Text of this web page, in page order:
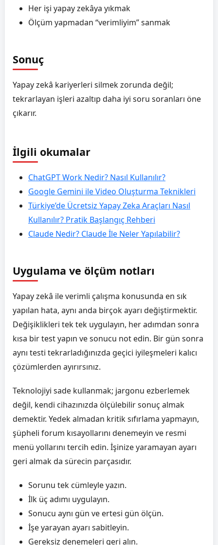
Her işi yapay zekâya yıkmak
Ölçüm yapmadan “verimliyim” sanmak
Sonuç
Yapay zekâ kariyerleri silmek zorunda değil;
tekrarlayan işleri azaltıp daha iyi soru soranları öne
çıkarır.
İlgili okumalar
ChatGPT Work Nedir? Nasıl Kullanılır?
Google Gemini ile Video Oluşturma Teknikleri
Türkiye’de Ücretsiz Yapay Zeka Araçları Nasıl
Kullanılır? Pratik Başlangıç Rehberi
Claude Nedir? Claude İle Neler Yapılabilir?
Uygulama ve ölçüm notları
Yapay zekâ ile verimli çalışma konusunda en sık
yapılan hata, aynı anda birçok ayarı değiştirmektir.
Değişiklikleri tek tek uygulayın, her adımdan sonra
kısa bir test yapın ve sonucu not edin. Bir gün sonra
aynı testi tekrarladığınızda geçici iyileşmeleri kalıcı
çözümlerden ayırırsınız.
Teknolojiyi sade kullanmak; jargonu ezberlemek
değil, kendi cihazınızda ölçülebilir sonuç almak
demektir. Yedek almadan kritik sıfırlama yapmayın,
şüpheli forum kısayollarını denemeyin ve resmi
menü yollarını tercih edin. İşinize yaramayan ayarı
geri almak da sürecin parçasıdır.
Sorunu tek cümleyle yazın.
İlk üç adımı uygulayın.
Sonucu aynı gün ve ertesi gün ölçün.
İşe yarayan ayarı sabitleyin.
Gereksiz denemeleri geri alın.